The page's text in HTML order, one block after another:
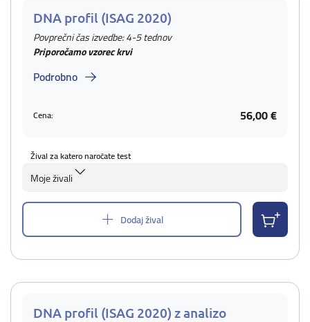
DNA profil (ISAG 2020)
Povprečni čas izvedbe: 4-5 tednov
Priporočamo vzorec krvi
Podrobno
Cena: 56,00 €
Žival za katero naročate test
Moje živali
Dodaj žival
DNA profil (ISAG 2020) z analizo